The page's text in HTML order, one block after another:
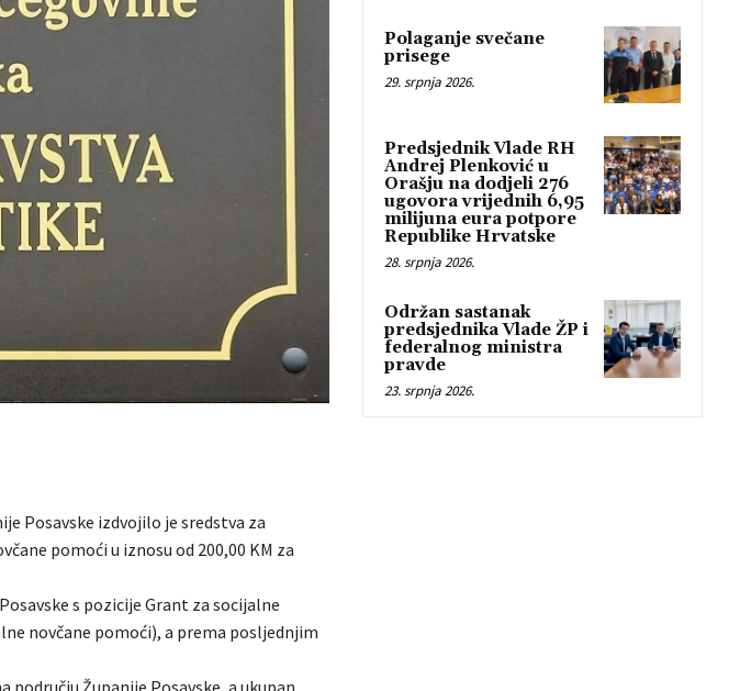
Posavske izdvojilo je sredstva za
pomoći u iznosu od 200,00 KM za
s pozicije Grant za socijalne
novčane pomoći), a prema posljednjim
Županije Posavske, a ukupan
Polaganje svečane
prisege
29. srpnja 2026.
Predsjednik Vlade RH
Andrej Plenković u
Orašju na dodjeli 276
ugovora vrijednih 6,95
milijuna eura potpore
Republike Hrvatske
28. srpnja 2026.
Održan sastanak
predsjednika Vlade ŽP i
federalnog ministra
pravde
23. srpnja 2026.